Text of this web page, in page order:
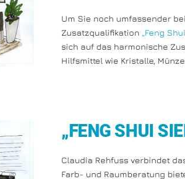
Um Sie noch umfassender
Zusatzqualifikation „Feng
sich auf das harmonische
Hilfsmittel wie Kristalle,
„FENG SHUI
Claudia Rehfuss verbindet
Farb- und Raumberatung